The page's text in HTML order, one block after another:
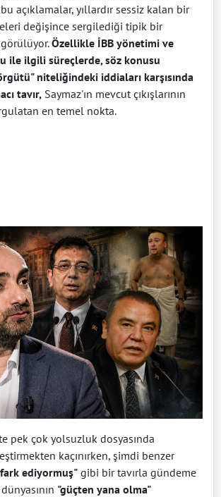
açıklamalar, yıllardır sessiz kalan bir
değişince sergilediği tipik bir
Özellikle İBB yönetimi ve
ile ilgili süreçlerde, söz konusu
niteliğindeki iddiaları karşısında
tavır, Saymaz'ın mevcut çıkışlarının
en temel nokta.
pek çok yolsuzluk dosyasında
kaçınırken, şimdi benzer
ediyormuş" gibi bir tavırla gündeme
"güçten yana olma"